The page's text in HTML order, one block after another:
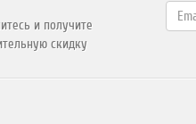
и получите
скидку